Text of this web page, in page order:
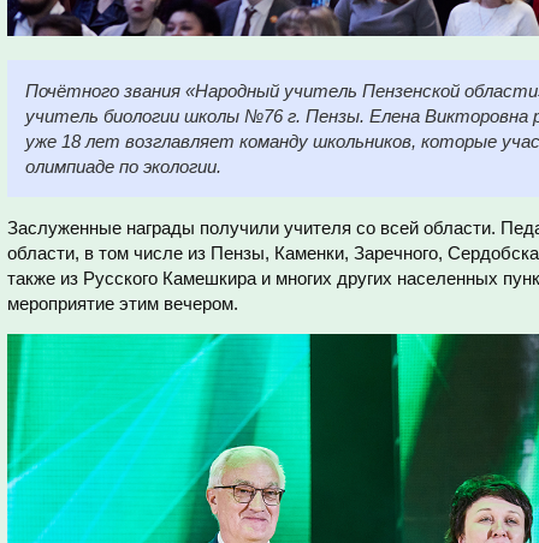
Почётного звания «Народный учитель Пензенской
учитель биологии школы №76 г. Пензы. Елена Викторовна
уже 18 лет возглавляет команду школьников, которые
олимпиаде по экологии.
Заслуженные награды получили учителя со всей области.
области, в том числе из Пензы, Каменки, Заречного,
также из Русского Камешкира и многих других населенных
мероприятие этим вечером.